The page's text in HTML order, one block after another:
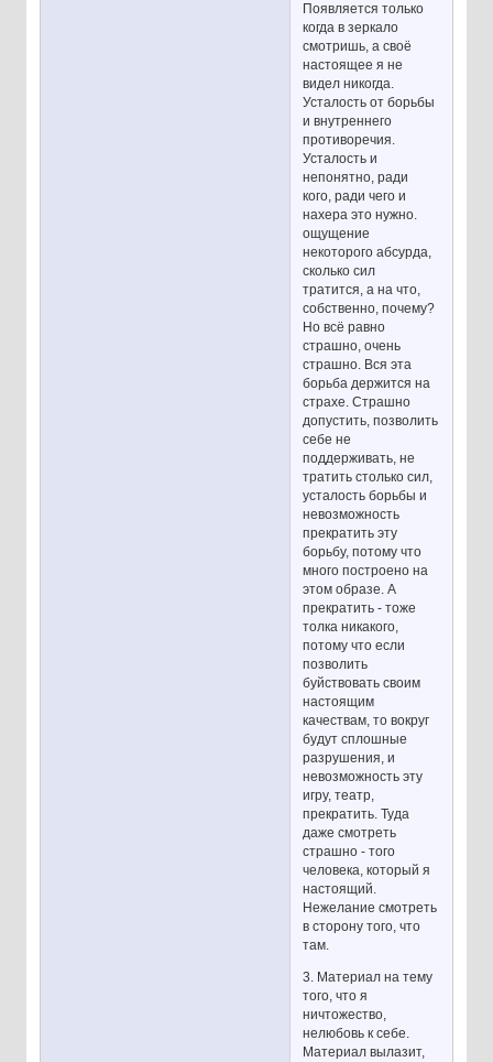
Появляется только
когда в зеркало
смотришь, а своё
настоящее я не
видел никогда.
Усталость от борьбы
и внутреннего
противоречия.
Усталость и
непонятно, ради
кого, ради чего и
нахера это нужно.
ощущение
некоторого абсурда,
сколько сил
тратится, а на что,
собственно, почему?
Но всё равно
страшно, очень
страшно. Вся эта
борьба держится на
страхе. Страшно
допустить, позволить
себе не
поддерживать, не
тратить столько сил,
усталость борьбы и
невозможность
прекратить эту
борьбу, потому что
много построено на
этом образе. А
прекратить - тоже
толка никакого,
потому что если
позволить
буйствовать своим
настоящим
качествам, то вокруг
будут сплошные
разрушения, и
невозможность эту
игру, театр,
прекратить. Туда
даже смотреть
страшно - того
человека, который я
настоящий.
Нежелание смотреть
в сторону того, что
там.
3. Материал на тему
того, что я
ничтожество,
нелюбовь к себе.
Материал вылазит,